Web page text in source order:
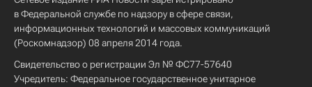
в Федеральной службе по надзору в сфере связи,
информационных технологий и массовых коммуникаций
(Роскомнадзор) 08 апреля 2014 года.
Свидетельство о регистрации Эл № ФС77-57640
Учредитель: Федеральное государственное унитарное